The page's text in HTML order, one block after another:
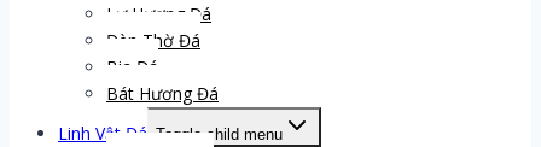
Lư Hương Đá
Đèn Thờ Đá
Bia Đá
Bát Hương Đá
Linh Vật Đá Toggle child menu